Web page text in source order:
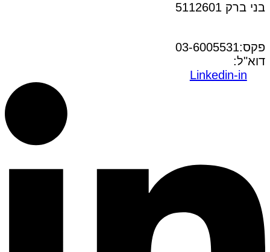
בני ברק 5112601
פקס:03-6005531
דוא"ל:
Linkedin-in